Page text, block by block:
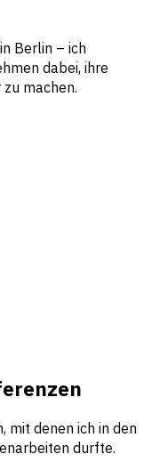
Berlin – ich
dabei, ihre
machen.
mit denen ich in den
durfte.